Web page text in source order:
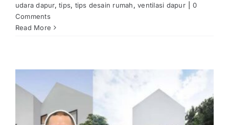
udara dapur,tips, tips desain rumah,ventilasi dapur
0
Comments
Read More